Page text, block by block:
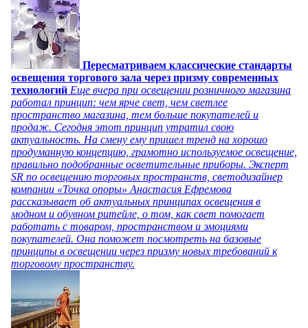
Пересматриваем классические стандарты
освещения торгового зала через призму современных
технологий Еще вчера при освещении розничного магазина
работал принцип: чем ярче свет, чем светлее
пространство магазина, тем больше покупателей и
продаж. Сегодня этот принцип утратил свою
актуальность. На смену ему пришел тренд на хорошо
продуманную концепцию, грамотно используемое освещение,
правильно подобранные осветительные приборы. Эксперт
SR по освещению торговых пространств, светодизайнер
компании «Точка опоры» Анастасия Ефремова
рассказывает об актуальных принципах освещения в
модном и обувном ритейле, о том, как свет помогает
работать с товаром, пространством и эмоциями
покупателей. Она поможет посмотреть на базовые
принципы в освещении через призму новых требований к
торговому пространству.